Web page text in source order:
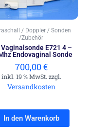
/ Doppler / Sonden
/Zubehör
Vaginalsonde E721 4 –
Endovaginal Sonde
700,00€
inkl. 19 % MwSt. zzgl.
Versandkosten
In den Warenkorb